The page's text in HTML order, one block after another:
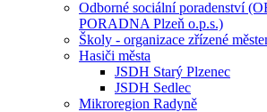
Odborné sociální poradenství
PORADNA Plzeň o.p.s.)
Školy - organizace zřízené
Hasiči města
JSDH Starý Plzenec
JSDH Sedlec
Mikroregion Radyně